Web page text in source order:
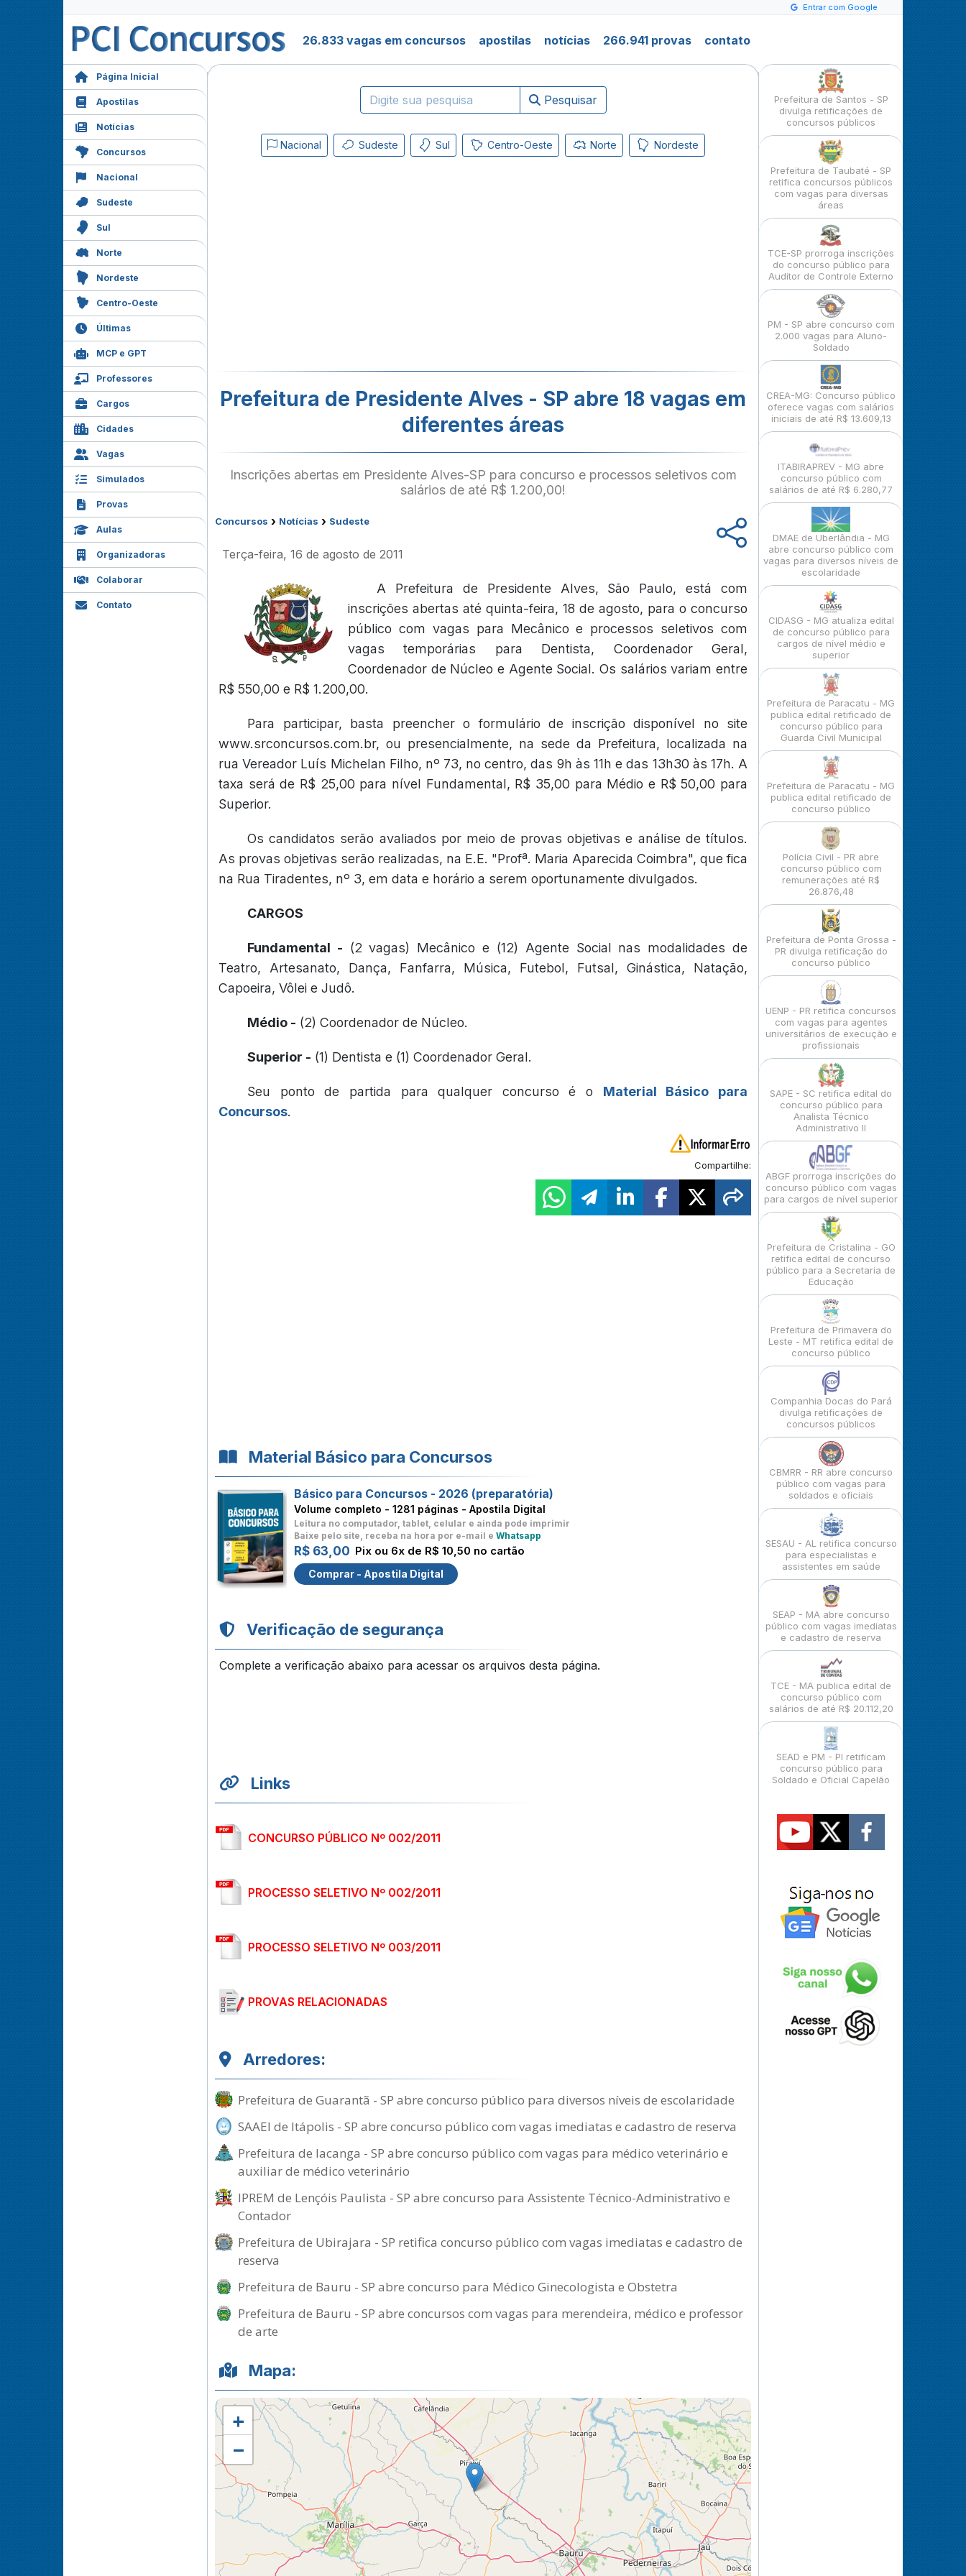
Entrar com Google
26.833 vagas em concursos apostilas notícias 266.941 provas contato
Página Inicial
Apostilas
Notícias
Concursos
Nacional
Sudeste
Sul
Norte
Nordeste
Centro-Oeste
Últimas
MCP e GPT
Professores
Cargos
Cidades
Vagas
Simulados
Provas
Aulas
Organizadoras
Colaborar
Contato
Pesquisar
Nacional Sudeste Sul Centro-Oeste Norte Nordeste
Prefeitura de Presidente Alves - SP abre 18 vagas em
diferentes áreas
Inscrições abertas em Presidente Alves-SP para concurso e processos seletivos com
salários de até R$ 1.200,00!
Concursos › Notícias › Sudeste
Terça-feira, 16 de agosto de 2011
A Prefeitura de Presidente Alves, São Paulo, está com
inscrições abertas até quinta-feira, 18 de agosto, para o concurso
público com vagas para Mecânico e processos seletivos com
vagas temporárias para Dentista, Coordenador Geral,
Coordenador de Núcleo e Agente Social. Os salários variam entre
R$ 550,00 e R$ 1.200,00.
Para participar, basta preencher o formulário de inscrição disponível no site
www.srconcursos.com.br, ou presencialmente, na sede da Prefeitura, localizada na
rua Vereador Luís Michelan Filho, nº 73, no centro, das 9h às 11h e das 13h30 às 17h. A
taxa será de R$ 25,00 para nível Fundamental, R$ 35,00 para Médio e R$ 50,00 para
Superior.
Os candidatos serão avaliados por meio de provas objetivas e análise de títulos.
As provas objetivas serão realizadas, na E.E. "Profª. Maria Aparecida Coimbra", que fica
na Rua Tiradentes, nº 3, em data e horário a serem oportunamente divulgados.
CARGOS
Fundamental - (2 vagas) Mecânico e (12) Agente Social nas modalidades de
Teatro, Artesanato, Dança, Fanfarra, Música, Futebol, Futsal, Ginástica, Natação,
Capoeira, Vôlei e Judô.
Médio - (2) Coordenador de Núcleo.
Superior - (1) Dentista e (1) Coordenador Geral.
Seu ponto de partida para qualquer concurso é o Material Básico para
Concursos.
Compartilhe:
Material Básico para Concursos
Básico para Concursos - 2026 (preparatória)
Volume completo - 1281 páginas - Apostila Digital
Leitura no computador, tablet, celular e ainda pode imprimir
Baixe pelo site, receba na hora por e-mail e Whatsapp
R$ 63,00 Pix ou 6x de R$ 10,50 no cartão
Comprar - Apostila Digital
Verificação de segurança
Complete a verificação abaixo para acessar os arquivos desta página.
Links
CONCURSO PÚBLICO Nº 002/2011
PROCESSO SELETIVO Nº 002/2011
PROCESSO SELETIVO Nº 003/2011
PROVAS RELACIONADAS
Arredores:
Prefeitura de Guarantã - SP abre concurso público para diversos níveis de escolaridade
SAAEI de Itápolis - SP abre concurso público com vagas imediatas e cadastro de reserva
Prefeitura de Iacanga - SP abre concurso público com vagas para médico veterinário e
auxiliar de médico veterinário
IPREM de Lençóis Paulista - SP abre concurso para Assistente Técnico-Administrativo e
Contador
Prefeitura de Ubirajara - SP retifica concurso público com vagas imediatas e cadastro de
reserva
Prefeitura de Bauru - SP abre concurso para Médico Ginecologista e Obstetra
Prefeitura de Bauru - SP abre concursos com vagas para merendeira, médico e professor
de arte
Mapa:
+
−
Prefeitura de Santos - SP
divulga retificações de
concursos públicos
Prefeitura de Taubaté - SP
retifica concursos públicos
com vagas para diversas
áreas
TCE-SP prorroga inscrições
do concurso público para
Auditor de Controle Externo
PM - SP abre concurso com
2.000 vagas para Aluno-
Soldado
CREA-MG: Concurso público
oferece vagas com salários
iniciais de até R$ 13.609,13
ITABIRAPREV - MG abre
concurso público com
salários de até R$ 6.280,77
DMAE de Uberlândia - MG
abre concurso público com
vagas para diversos níveis de
escolaridade
CIDASG - MG atualiza edital
de concurso público para
cargos de nível médio e
superior
Prefeitura de Paracatu - MG
publica edital retificado de
concurso público para
Guarda Civil Municipal
Prefeitura de Paracatu - MG
publica edital retificado de
concurso público
Polícia Civil - PR abre
concurso público com
remunerações até R$
26.876,48
Prefeitura de Ponta Grossa -
PR divulga retificação do
concurso público
UENP - PR retifica concursos
com vagas para agentes
universitários de execução e
profissionais
SAPE - SC retifica edital do
concurso público para
Analista Técnico
Administrativo II
ABGF prorroga inscrições do
concurso público com vagas
para cargos de nível superior
Prefeitura de Cristalina - GO
retifica edital de concurso
público para a Secretaria de
Educação
Prefeitura de Primavera do
Leste - MT retifica edital de
concurso público
Companhia Docas do Pará
divulga retificações de
concursos públicos
CBMRR - RR abre concurso
público com vagas para
soldados e oficiais
SESAU - AL retifica concurso
para especialistas e
assistentes em saúde
SEAP - MA abre concurso
público com vagas imediatas
e cadastro de reserva
TCE - MA publica edital de
concurso público com
salários de até R$ 20.112,20
SEAD e PM - PI retificam
concurso público para
Soldado e Oficial Capelão